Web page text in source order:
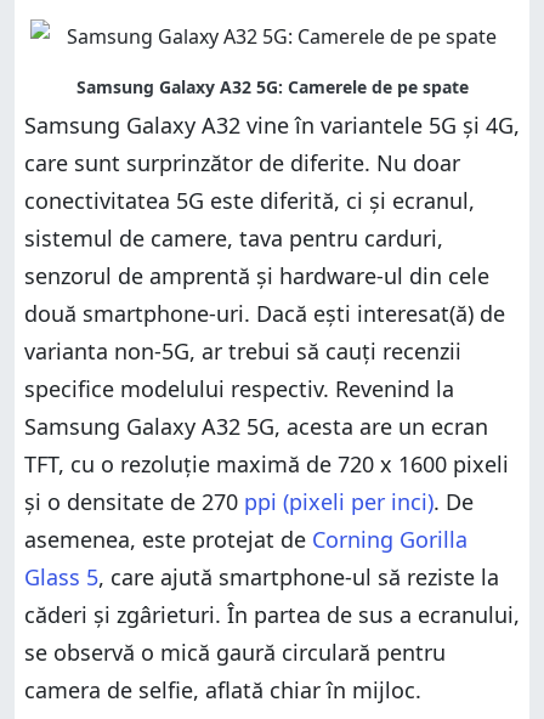
Samsung Galaxy A32 vine în variantele 5G și 4G,
care sunt surprinzător de diferite. Nu doar
conectivitatea 5G este diferită, ci și ecranul,
sistemul de camere, tava pentru carduri,
senzorul de amprentă și hardware-ul din cele
două smartphone-uri. Dacă ești interesat(ă) de
varianta non-5G, ar trebui să cauți recenzii
specifice modelului respectiv. Revenind la
Samsung Galaxy A32 5G, acesta are un ecran
TFT, cu o rezoluție maximă de 720 x 1600 pixeli
și o densitate de 270 ppi (pixeli per inci). De
asemenea, este protejat de Corning Gorilla
Glass 5, care ajută smartphone-ul să reziste la
căderi și zgârieturi. În partea de sus a ecranului,
se observă o mică gaură circulară pentru
camera de selfie, aflată chiar în mijloc.